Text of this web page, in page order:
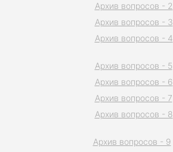
Архив вопросов - 2
Архив вопросов - 3
Архив вопросов - 4
Архив вопросов - 5
Архив вопросов - 6
Архив вопросов - 7
Архив вопросов - 8
Архив вопросов - 9